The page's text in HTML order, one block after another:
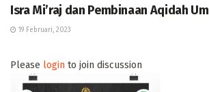
Isra Mi’raj dan Pembinaan Aqidah
19 Februari, 2023
Please login to join discussion